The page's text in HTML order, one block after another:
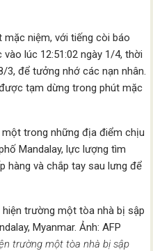
niệm, với tiếng còi báo
lúc 12:51:02 ngày 1/4, thời
3, để tưởng nhớ các nạn nhân.
tạm dừng trong phút mặc
một trong những địa điểm chịu
Mandalay, lực lượng tìm
hàng và chắp tay sau lưng để
trường một tòa nhà bị sập